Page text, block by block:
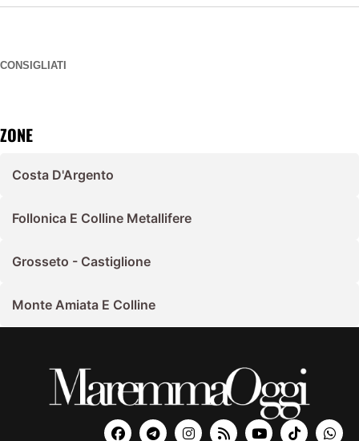
CONSIGLIATI
ZONE
Costa D'Argento
Follonica E Colline Metallifere
Grosseto - Castiglione
Monte Amiata E Colline